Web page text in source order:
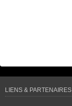
LIENS & PARTENAIRES